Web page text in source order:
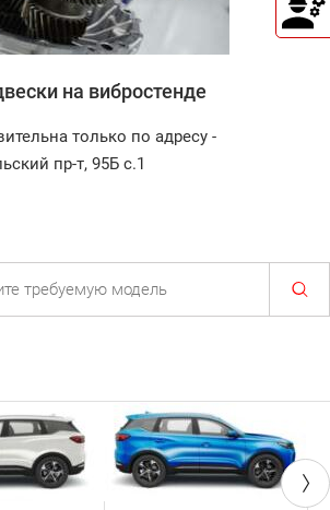
на вибростенде
только по адресу -
пр-т, 95Б с.1